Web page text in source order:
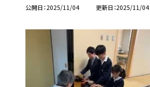
公開日 2025/11/04 更新日 2025/11/04